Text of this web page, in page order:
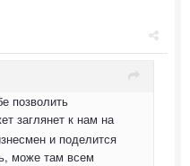
позволить
заглянет к нам на
и поделится
може там всем